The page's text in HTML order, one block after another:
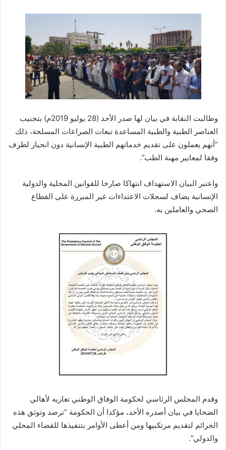
وطالبت النقابة في بيان لها صدر الأحد (28 يوليو 2019م) بتجنيب
العناصر الطبية والطبية المساعدة تبعات الصراعات المسلحة، ذلك
“أنهم يعملون على تقديم خدماتهم الطبية الإنسانية دون انحياز لطرف
وفقا لمعايير مهنة الطب”.
واعتبر البيان الاستهداف انتهاكا صارخا للقوانين المحلية والدولية
الإنسانية يضاف لسجلات الاعتداءات غير المبررة على القطاع
الصحي والعاملين به.
وقدم المجلس الرئاسي لحكومة الوفاق الوطني تعازيه لأهالي
الضحايا في بيان أصدره الأحد، مؤكدا أن الحكومة “ترصد وتوثق هذه
الجرائم لتقديم مرتكبيها ومن أعطى الأوامر بتنفيذها للقضاء المحلي
والدولي”.